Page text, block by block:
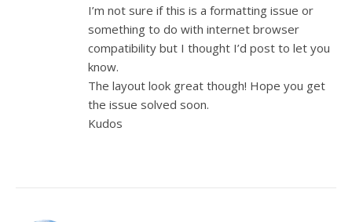
I’m not sure if this is a formatting issue or
something to do with internet browser
compatibility but I thought I’d post to let you
know.
The layout look great though! Hope you get
the issue solved soon.
Kudos